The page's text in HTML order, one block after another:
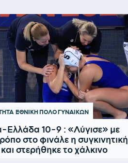
ΕΘΝΙΚΗ ΠΟΛΟ ΓΥΝΑΙΚΩΝ
Ελλάδα 10-9 : «Λύγισε» με
στο φινάλε η συγκινητική
στερήθηκε το χάλκινο